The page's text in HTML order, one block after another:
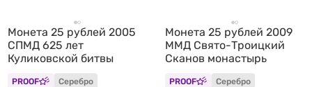
Монета 25 рублей 2005
СПМД 625 лет
Куликовской битвы
PROOF Серебро
Монета 25 рублей 2009
ММД Свято-Троицкий
Сканов монастырь
PROOF Серебро